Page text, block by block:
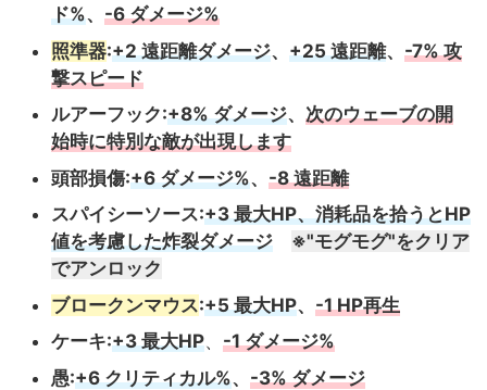
ド%、 -6 ダメージ%
照準器:+2 遠距離ダメージ、 +25 遠距離、 -7% 攻
撃スピード
ルアーフック:+8% ダメージ、 次のウェーブの開
始時に特別な敵が出現します
頭部損傷:+6 ダメージ%、 -8 遠距離
スパイシーソース:+3 最大HP、消耗品を拾うとHP
値を考慮した炸裂ダメージ
※"モグモグ"をクリア
でアンロック
ブロークンマウス:+5 最大HP、 -1 HP再生
ケーキ:+3 最大HP、 -1 ダメージ%
愚:+6 クリティカル%、 -3% ダメージ